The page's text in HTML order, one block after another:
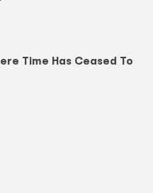
Time Has Ceased To